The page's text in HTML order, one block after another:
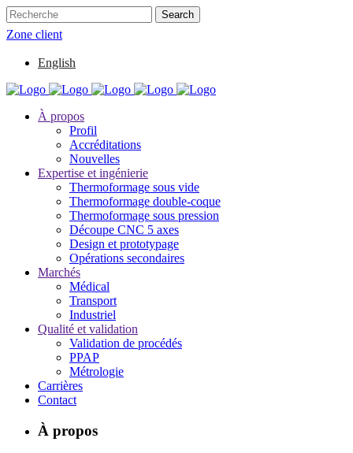
Zone client
English
À propos
Profil
Accréditations
Nouvelles
Expertise et ingénierie
Thermoformage sous vide
Thermoformage double-coque
Thermoformage sous pression
Découpe CNC 5 axes
Design et prototypage
Opérations secondaires
Marchés
Médical
Transport
Industriel
Qualité et validation
Validation de procédés
PPAP
Métrologie
Carrières
Contact
À propos